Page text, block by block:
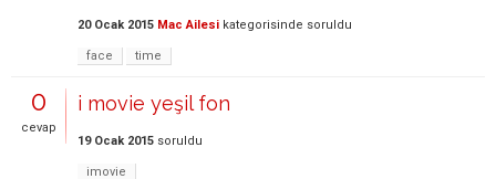
20 Ocak 2015 Mac Ailesi kategorisinde soruldu
face time
0
cevap
i movie yeşil fon
19 Ocak 2015 soruldu
imovie